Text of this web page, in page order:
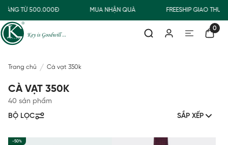
TỪ 500.000Đ MUA NHẬN QUÀ FREESHIP GIAO
0
Trang chủ Cà vạt 350k
CÀ VẠT 350K
40 sản phẩm
BỘ LỌC
SẮP XẾP
-50%